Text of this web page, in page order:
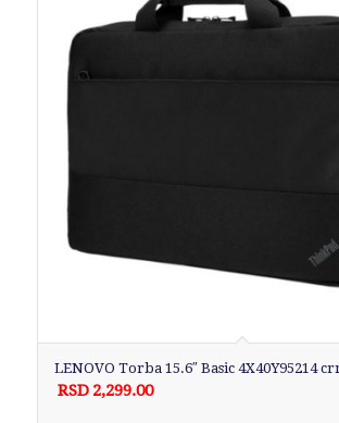
LENOVO Torba 15.6″ Basic 4X40Y95214
RSD 2,299.00